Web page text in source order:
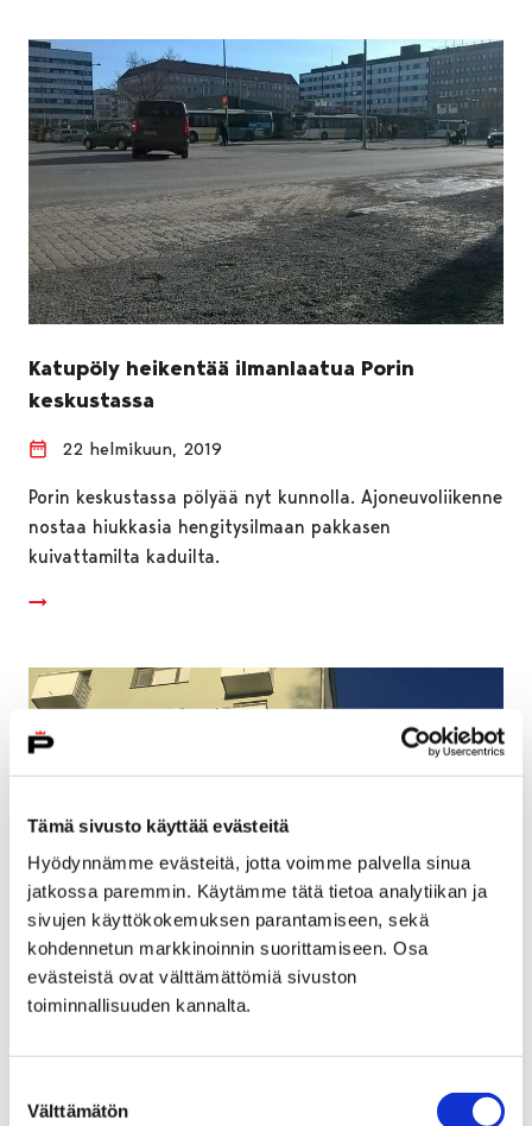
Tämä sivusto käyttää evästeitä
Hyödynnämme evästeitä, jotta voimme palvella sinua
jatkossa paremmin. Käytämme tätä tietoa analytiikan ja
sivujen käyttökokemuksen parantamiseen, sekä
kohdennetun markkinoinnin suorittamiseen. Osa
evästeistä ovat välttämättömiä sivuston
toiminnallisuuden kannalta.
valinta
Välttämätön
Katupöly heikentää ilmanlaatua Porin
keskustassa
22 helmikuun, 2019
Porin keskustassa pölyää nyt kunnolla. Ajoneuvoliikenne
nostaa hiukkasia hengitysilmaan pakkasen
kuivattamilta kaduilta.
Kaupunki myy käytöstä poistuneita